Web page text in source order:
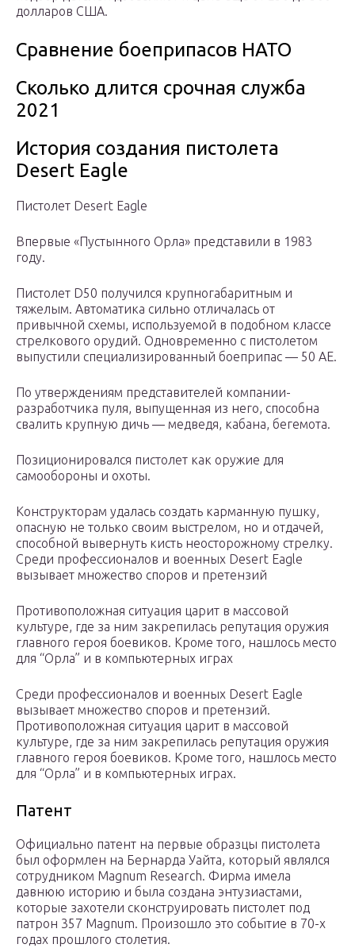
долларов США.
Сравнение боеприпасов НАТО
Сколько длится срочная служба
2021
История создания пистолета
Desert Eagle
Пистолет Desert Eagle
Впервые «Пустынного Орла» представили в 1983
году.
Пистолет D50 получился крупногабаритным и
тяжелым. Автоматика сильно отличалась от
привычной схемы, используемой в подобном классе
стрелкового орудий. Одновременно с пистолетом
выпустили специализированный боеприпас — 50 AE.
По утверждениям представителей компании-
разработчика пуля, выпущенная из него, способна
свалить крупную дичь — медведя, кабана, бегемота.
Позиционировался пистолет как оружие для
самообороны и охоты.
Конструкторам удалась создать карманную пушку,
опасную не только своим выстрелом, но и отдачей,
способной вывернуть кисть неосторожному стрелку.
Среди профессионалов и военных Desert Eagle
вызывает множество споров и претензий
Противоположная ситуация царит в массовой
культуре, где за ним закрепилась репутация оружия
главного героя боевиков. Кроме того, нашлось место
для “Орла” и в компьютерных играх
Среди профессионалов и военных Desert Eagle
вызывает множество споров и претензий.
Противоположная ситуация царит в массовой
культуре, где за ним закрепилась репутация оружия
главного героя боевиков. Кроме того, нашлось место
для “Орла” и в компьютерных играх.
Патент
Официально патент на первые образцы пистолета
был оформлен на Бернарда Уайта, который являлся
сотрудником Magnum Research. Фирма имела
давнюю историю и была создана энтузиастами,
которые захотели сконструировать пистолет под
патрон 357 Magnum. Произошло это событие в 70-х
годах прошлого столетия.